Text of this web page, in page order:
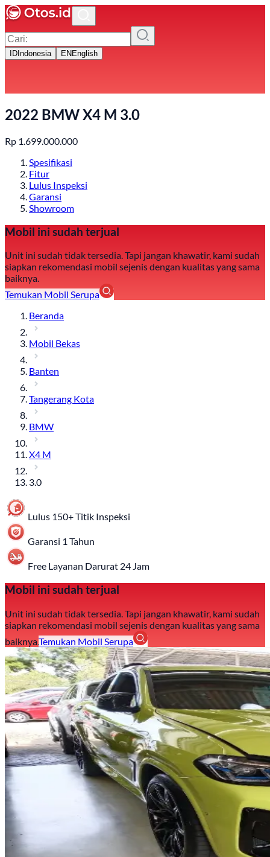
ID Indonesia EN English
2022 BMW X4 M 3.0
Rp 1.699.000.000
Spesifikasi
Fitur
Lulus Inspeksi
Garansi
Showroom
Mobil ini sudah terjual
Unit ini sudah tidak tersedia. Tapi jangan khawatir, kami sudah
siapkan rekomendasi mobil sejenis dengan kualitas yang sama
baiknya.
Temukan Mobil Serupa
Beranda
Mobil Bekas
Banten
Tangerang Kota
BMW
X4 M
3.0
Lulus 150+ Titik Inspeksi
Garansi 1 Tahun
Free Layanan Darurat 24 Jam
Mobil ini sudah terjual
Unit ini sudah tidak tersedia. Tapi jangan khawatir, kami sudah
siapkan rekomendasi mobil sejenis dengan kualitas yang sama
baiknya.Temukan Mobil Serupa